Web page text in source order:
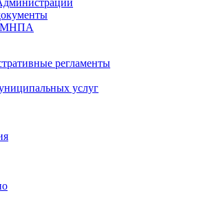
МНПА
регламенты
услуг